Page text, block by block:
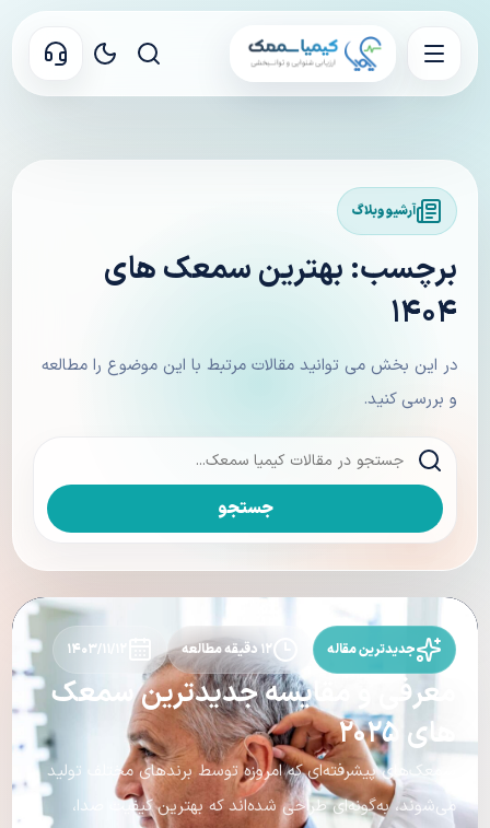
آرشیو وبلاگ
برچسب: بهترین سمعک های
۱۴۰۴
در این بخش می توانید مقالات مرتبط با این موضوع را مطالعه
و بررسی کنید.
جستجو
جدیدترین مقاله ۱۲ دقیقه مطالعه ۱۴۰۳/۱۱/۱۲
معرفی و مقایسه جدیدترین سمعک
های ۲۰۲۵
سمعک‌های پیشرفته‌ای که امروزه توسط برندهای مختلف تولید
می‌شوند، به‌گونه‌ای طراحی شده‌اند که بهترین کیفیت صدا،